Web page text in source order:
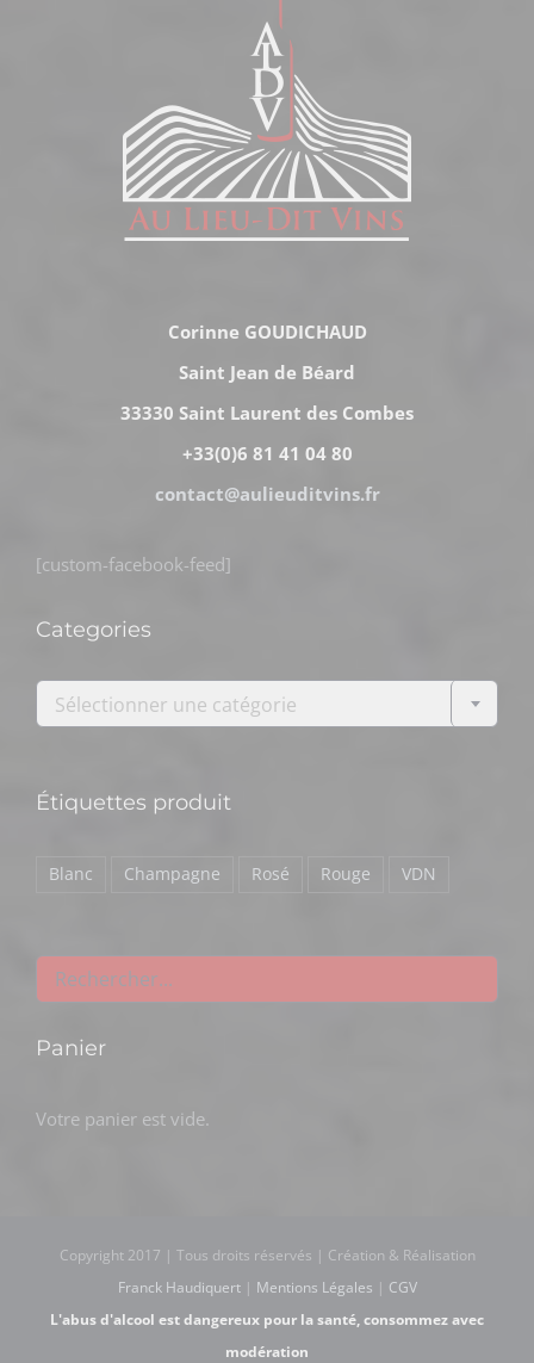
Corinne GOUDICHAUD
Saint Jean de Béard
33330 Saint Laurent des Combes
+33(0)6 81 41 04 80
contact@aulieuditvins.fr
[custom-facebook-feed]
Categories
Sélectionner une catégorie
Étiquettes produit
Blanc Champagne Rosé Rouge VDN
Panier
Votre panier est vide.
Copyright 2017 | Tous droits réservés | Création & Réalisation
Franck Haudiquert| Mentions Légales | CGV
L'abus d'alcool est dangereux pour la santé, consommez avec
modération